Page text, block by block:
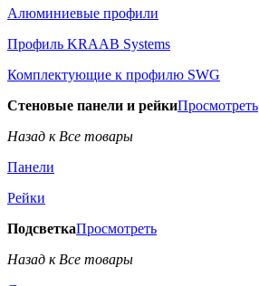
Алюминиевые профили
Профиль KRAAB Systems
Комплектующие к профилю SWG
Стеновые панели и рейкиПросмотреть
Назад к Все товары
Панели
Рейки
ПодсветкаПросмотреть
Назад к Все товары